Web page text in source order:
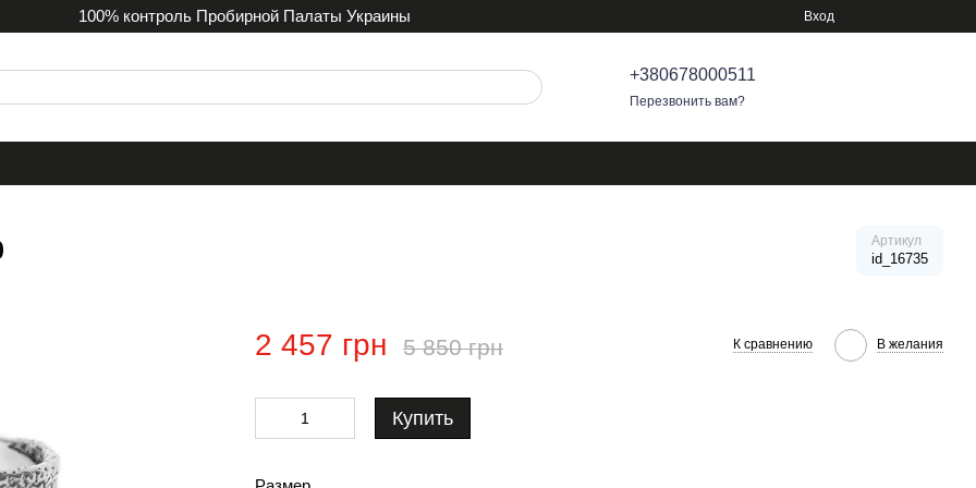
100% контроль Пробирной Палаты Украины Вход
+380678000511
Перезвонить вам?
Артикул
id_16735
2 457 грн 5 850 грн К сравнению В желания
Купить